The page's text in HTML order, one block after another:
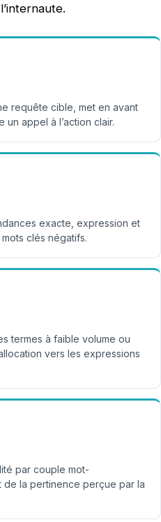
requête cible, met en avant
appel à l’action clair.
exacte, expression et
clés négatifs.
termes à faible volume ou
vers les expressions
par couple mot-
la pertinence perçue par la